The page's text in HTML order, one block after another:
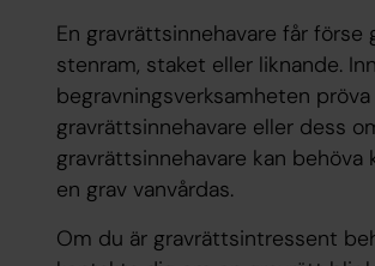
En gravrättsinnehavare får
stenram, staket eller liknande.
begravningsverksamheten
gravrättsinnehavare eller dess
gravrättsinnehavare kan
en grav vanvårdas.
Om du är gravrättsintressent